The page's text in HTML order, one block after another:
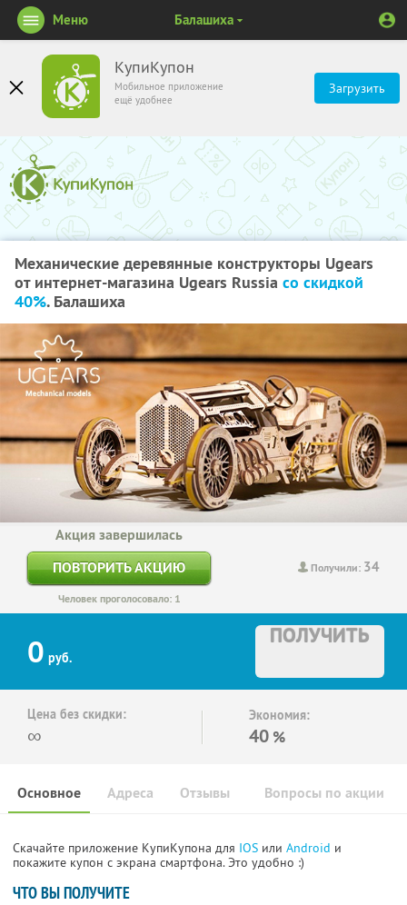
КупиКупон
Мобильное приложение
ещё удобнее
Загрузить
Меню Балашиха
Механические деревянные конструкторы Ugears
от интернет-магазина Ugears Russia со скидкой
40%. Балашиха
Получили: 34
Акция завершилась
ПОВТОРИТЬ АКЦИЮ
Человек проголосовало: 1
0 руб.
ПОЛУЧИТЬ
Цена без скидки:
∞
Экономия:
40 %
Основное Отзывы Вопросы по акции
Адреса
Скачайте приложение КупиКупона для IOS или Android и
покажите купон с экрана смартфона. Это удобно :)
ЧТО ВЫ ПОЛУЧИТЕ